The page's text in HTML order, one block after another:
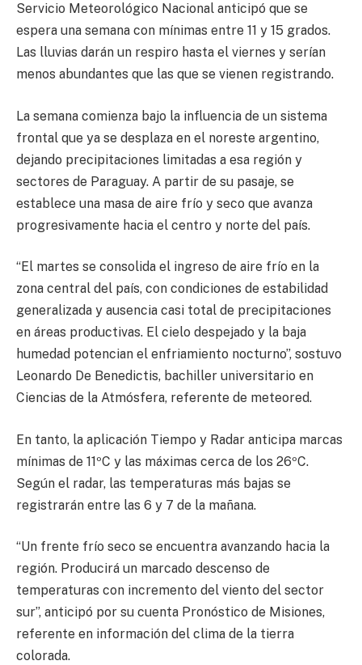
Servicio Meteorológico Nacional anticipó que se
espera una semana con mínimas entre 11 y 15 grados.
Las lluvias darán un respiro hasta el viernes y serían
menos abundantes que las que se vienen registrando.
La semana comienza bajo la influencia de un sistema
frontal que ya se desplaza en el noreste argentino,
dejando precipitaciones limitadas a esa región y
sectores de Paraguay. A partir de su pasaje, se
establece una masa de aire frío y seco que avanza
progresivamente hacia el centro y norte del país.
“El martes se consolida el ingreso de aire frío en la
zona central del país, con condiciones de estabilidad
generalizada y ausencia casi total de precipitaciones
en áreas productivas. El cielo despejado y la baja
humedad potencian el enfriamiento nocturno”, sostuvo
Leonardo De Benedictis, bachiller universitario en
Ciencias de la Atmósfera, referente de meteored.
En tanto, la aplicación Tiempo y Radar anticipa marcas
mínimas de 11ºC y las máximas cerca de los 26ºC.
Según el radar, las temperaturas más bajas se
registrarán entre las 6 y 7 de la mañana.
“Un frente frío seco se encuentra avanzando hacia la
región. Producirá un marcado descenso de
temperaturas con incremento del viento del sector
sur”, anticipó por su cuenta Pronóstico de Misiones,
referente en información del clima de la tierra
colorada.